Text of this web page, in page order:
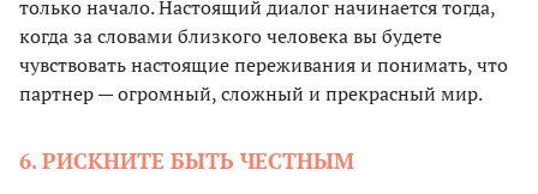
только начало. Настоящий диалог начинается тогда,
когда за словами близкого человека вы будете
чувствовать настоящие переживания и понимать, что
партнер — огромный, сложный и прекрасный мир.
6. РИСКНИТЕ БЫТЬ ЧЕСТНЫМ